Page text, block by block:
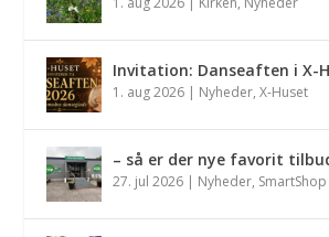
Invitation: Danseaften i X-
1. aug 2026 | Nyheder,X-Huset
– så er der nye favorit
27. jul 2026 | Nyheder,